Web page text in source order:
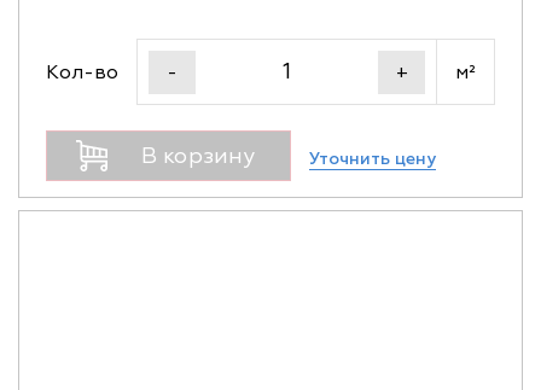
Кол-во - + м²
В корзину Уточнить цену